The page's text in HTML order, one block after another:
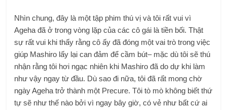
Nhìn chung, đây là một tập phim thú vị và tôi rất vui vì
Ageha đã ở trong vòng lặp của các cô gái là tiền bối. Thật
sự rất vui khi thấy rằng cô ấy đã đóng một vai trò trong việc
giúp Mashiro lấy lại can đảm để cầm bút– mặc dù tôi sẽ thú
nhận rằng tôi hơi ngạc nhiên khi Mashiro đã do dự khi làm
như vậy ngay từ đầu. Dù sao đi nữa, tôi đã rất mong chờ
ngày Ageha trở thành một Precure. Tôi tò mò không biết thứ
tự sẽ như thế nào bởi vì ngay bây giờ, có vẻ như bất cứ ai